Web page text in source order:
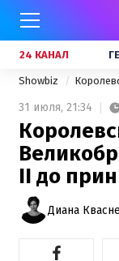
24 КАНАЛ
Showbiz
31 июля, 21:34
II до
Диана